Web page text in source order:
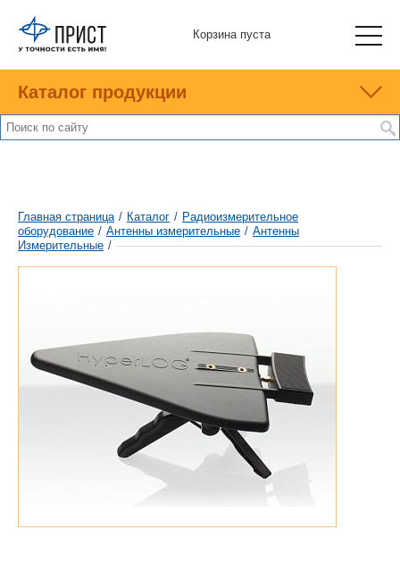
Корзина пуста
Каталог продукции
Главная страница / Каталог / Радиоизмерительное
оборудование / Антенны измерительные / Антенны
Измерительные /